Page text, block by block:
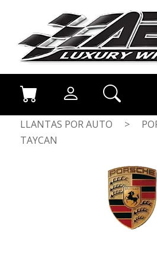
LLANTAS POR AUTO >
TAYCAN